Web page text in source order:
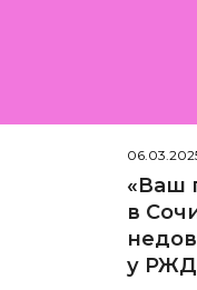
«Ваш
в
у РЖД